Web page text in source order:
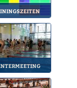
der
Wettkampf